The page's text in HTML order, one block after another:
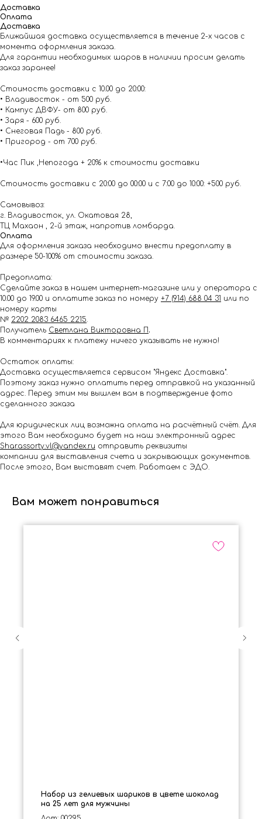
Доставка
Оплата
Доставка
Ближайшая доставка осуществляется в течение 2-х часов с
момента оформления заказа.
Для гарантии необходимых шаров в наличии просим делать
заказ заранее!
Стоимость доставки с 10.00 до 20:00:
• Владивосток - от 500 руб.
• Кампус ДВФУ- от 800 руб.
• Заря - 600 руб.
• Снеговая Падь - 800 руб.
• Пригород - от 700 руб.
•Час Пик ,Непогода + 20% к стоимости доставки
Стоимость доставки с 20:00 до 00:00 и с 7:00 до 10:00: +500 руб.
Самовывоз:
г. Владивосток, ул. Окатовая 28,
ТЦ Махаон , 2-й этаж, напротив ломбарда.
Оплата
Для оформления заказа необходимо внести предоплату в
размере 50-100% от стоимости заказа.
Предоплата:
Сделайте заказ в нашем интернет-магазине или у оператора с
10.00 до 19.00 и оплатите заказ по номеру +7 (914) 688 04 31 или по
номеру карты
№ 2202 2083 6465 2215.
Получатель Светлана Викторовна П .
В комментариях к платежу ничего указывать не нужно!
Остаток оплаты:
Доставка осуществляется сервисом "Яндекс Доставка".
Поэтому заказ нужно оплатить перед отправкой на указанный
адрес. Перед этим мы вышлем вам в подтверждение фото
сделанного заказа
Для юридических лиц возможна оплата на расчётный счёт. Для
этого Вам необходимо будет на наш электронный адрес
Shar.assorty.vl@yandex.ru отправить реквизиты
компании для выставления счета и закрывающих документов.
После этого, Вам выставят счет. Работаем с ЭДО.
Вам может понравиться
Набор из гелиевых шариков в цвете шоколад
на 25 лет для мужчины